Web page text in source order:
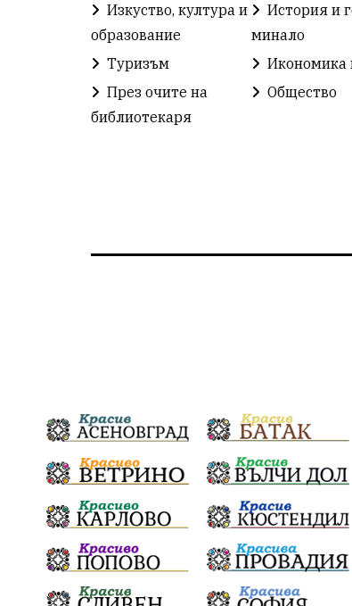
Изкуство, култура и
образование
История и
минало
Туризъм
Икономика
През очите на
библиотекаря
Общество